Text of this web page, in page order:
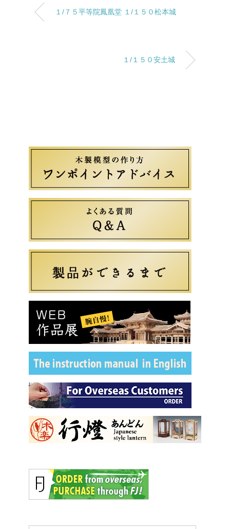
１/７５平等院鳳凰堂 １/１５０松本城
１/１５０安土城